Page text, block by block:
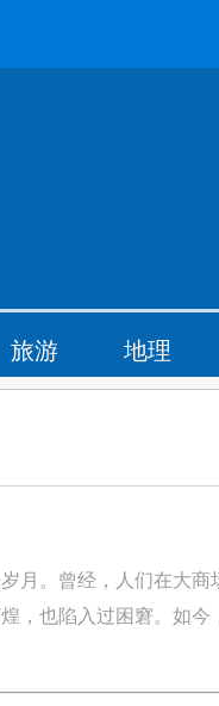
旅游 地理
月。曾经，人们在大商
，也陷入过困窘。如今